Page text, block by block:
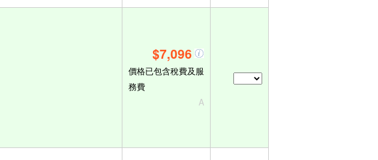
$7,096
價格已包含稅費及服
務費
A